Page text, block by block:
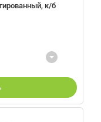
к/б